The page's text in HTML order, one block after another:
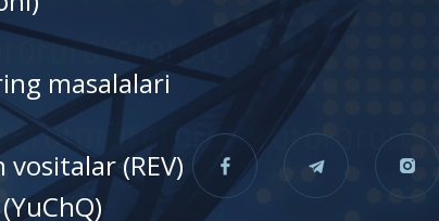
masalalari
(REV)